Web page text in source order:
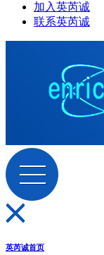
加入英芮诚
联系英芮诚
英芮诚首页